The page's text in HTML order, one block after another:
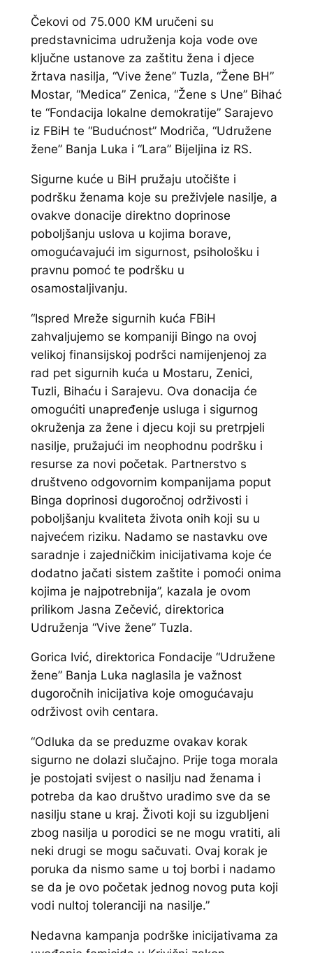
Čekovi od 75.000 KM uručeni su
predstavnicima udruženja koja vode ove
ključne ustanove za zaštitu žena i djece
žrtava nasilja, “Vive žene” Tuzla, “Žene BH”
Mostar, “Medica” Zenica, “Žene s Une” Bihać
te “Fondacija lokalne demokratije” Sarajevo
iz FBiH te “Budućnost” Modriča, “Udružene
žene” Banja Luka i “Lara” Bijeljina iz RS.
Sigurne kuće u BiH pružaju utočište i
podršku ženama koje su preživjele nasilje, a
ovakve donacije direktno doprinose
poboljšanju uslova u kojima borave,
omogućavajući im sigurnost, psihološku i
pravnu pomoć te podršku u
osamostaljivanju.
“Ispred Mreže sigurnih kuća FBiH
zahvaljujemo se kompaniji Bingo na ovoj
velikoj finansijskoj podršci namijenjenoj za
rad pet sigurnih kuća u Mostaru, Zenici,
Tuzli, Bihaću i Sarajevu. Ova donacija će
omogućiti unapređenje usluga i sigurnog
okruženja za žene i djecu koji su pretrpjeli
nasilje, pružajući im neophodnu podršku i
resurse za novi početak. Partnerstvo s
društveno odgovornim kompanijama poput
Binga doprinosi dugoročnoj održivosti i
poboljšanju kvaliteta života onih koji su u
najvećem riziku. Nadamo se nastavku ove
saradnje i zajedničkim inicijativama koje će
dodatno jačati sistem zaštite i pomoći onima
kojima je najpotrebnija”, kazala je ovom
prilikom Jasna Zečević, direktorica
Udruženja “Vive žene” Tuzla.
Gorica Ivić, direktorica Fondacije “Udružene
žene” Banja Luka naglasila je važnost
dugoročnih inicijativa koje omogućavaju
održivost ovih centara.
“Odluka da se preduzme ovakav korak
sigurno ne dolazi slučajno. Prije toga morala
je postojati svijest o nasilju nad ženama i
potreba da kao društvo uradimo sve da se
nasilju stane u kraj. Životi koji su izgubljeni
zbog nasilja u porodici se ne mogu vratiti, ali
neki drugi se mogu sačuvati. Ovaj korak je
poruka da nismo same u toj borbi i nadamo
se da je ovo početak jednog novog puta koji
vodi nultoj toleranciji na nasilje.”
Nedavna kampanja podrške inicijativama za